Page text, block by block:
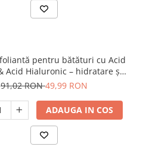
pentru bătături cu Acid
Acid Hialuronic – hidratare și
netezire intensă
91,02 RON49,99 RON
ADAUGA IN COS